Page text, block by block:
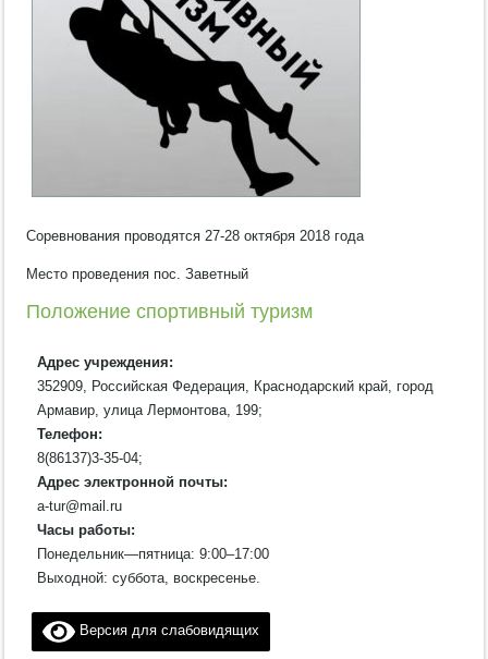
Соревнования проводятся 27-28 октября 2018 года
Место проведения пос. Заветный
Положение спортивный туризм
Адрес учреждения:
352909, Российская Федерация, Краснодарский край, город
Армавир, улица Лермонтова, 199;
Телефон:
8(86137)3-35-04;
Адрес электронной почты:
a-tur@mail.ru
Часы работы:
Понедельник—пятница: 9:00–17:00
Выходной: суббота, воскресенье.
Версия для слабовидящих